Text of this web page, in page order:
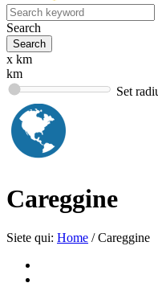
Search
x km
km
Set
Careggine
Siete qui: Home / Careggine